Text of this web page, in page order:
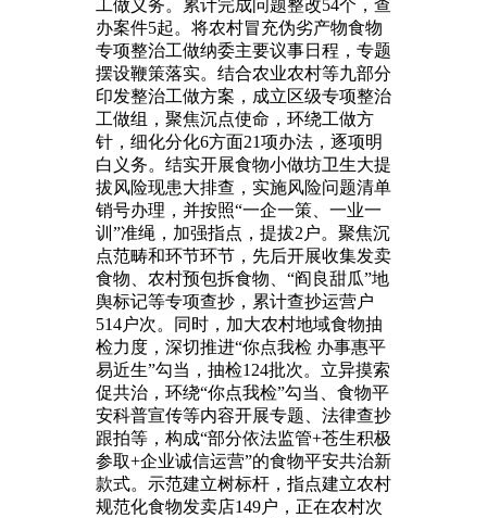
工做义务。累计完成问题整改54个，查
办案件5起。将农村冒充伪劣产物食物
专项整治工做纳委主要议事日程，专题
摆设鞭策落实。结合农业农村等九部分
印发整治工做方案，成立区级专项整治
工做组，聚焦沉点使命，环绕工做方
针，细化分化6方面21项办法，逐项明
白义务。结实开展食物小做坊卫生大提
拔风险现患大排查，实施风险问题清单
销号办理，并按照“一企一策、一业一
训”准绳，加强指点，提拔2户。聚焦沉
点范畴和环节环节，先后开展收集发卖
食物、农村预包拆食物、“阎良甜瓜”地
舆标记等专项查抄，累计查抄运营户
514户次。同时，加大农村地域食物抽
检力度，深切推进“你点我检 办事惠平
易近生”勾当，抽检124批次。立异摸索
促共治，环绕“你点我检”勾当、食物平
安科普宣传等内容开展专题、法律查抄
跟拍等，构成“部分依法监管+苍生积极
参取+企业诚信运营”的食物平安共治新
款式。示范建立树标杆，指点建立农村
规范化食物发卖店149户，正在农村次